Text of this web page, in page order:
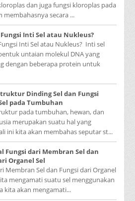
dan juga fungsi kloroplas pada
membahasnya secara ...
Fungsi Inti Sel atau Nukleus?
Inti Sel atau Nukleus? Inti sel
untaian molekul DNA yang
dengan beberapa protein untuk
Dinding Sel dan Fungsi
pada Tumbuhan
pada tumbuhan, hewan, dan
merupakan suatu hal yang
ini kita akan membahas seputar st...
Fungsi dari Membran Sel dan
Organel Sel
Membran Sel dan Fungsi dari Organel
mengamati suatu sel menggunakan
kita akan mengamati...